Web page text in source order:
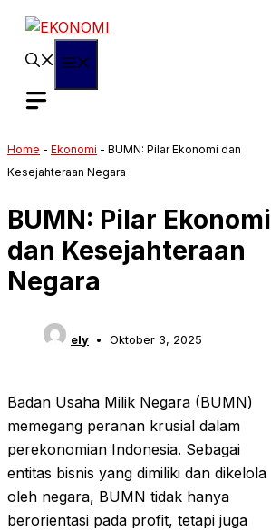
Langsung
Home - Ekonomi - BUMN: Pilar Ekonomi dan
Kesejahteraan Negara
BUMN: Pilar Ekonomi
dan Kesejahteraan
Negara
ely Oktober 3, 2025
Badan Usaha Milik Negara (BUMN)
memegang peranan krusial dalam
perekonomian Indonesia. Sebagai
entitas bisnis yang dimiliki dan dikelola
oleh negara, BUMN tidak hanya
berorientasi pada profit, tetapi juga